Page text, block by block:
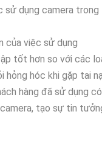
sử dụng camera trong
của việc sử dụng
tốt hơn so với các
hỏng hóc khi gặp tai
hàng đã sử dụng có
tạo sự tin